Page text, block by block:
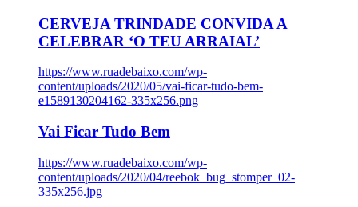
CERVEJA TRINDADE CONVIDA A
CELEBRAR ‘O TEU ARRAIAL’
https://www.ruadebaixo.com/wp-
content/uploads/2020/05/vai-ficar-tudo-bem-
e1589130204162-335x256.png
Vai Ficar Tudo Bem
https://www.ruadebaixo.com/wp-
content/uploads/2020/04/reebok_bug_stomper_02-
335x256.jpg